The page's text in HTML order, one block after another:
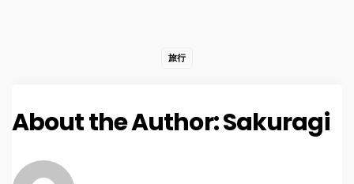
旅行
About the Author:Sakuragi